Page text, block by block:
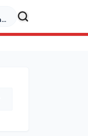
Yonca Samlı ‘dan İkinci Tekli “Donacaksın Sevgilim “ yayımlandı